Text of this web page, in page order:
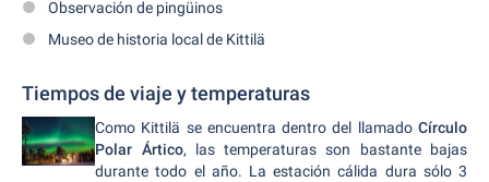
Observación de pingüinos
Museo de historia local de Kittilä
Tiempos de viaje y temperaturas
Como Kittilä se encuentra dentro del llamado Círculo
Polar Ártico, las temperaturas son bastante bajas
durante todo el año. La estación cálida dura sólo 3